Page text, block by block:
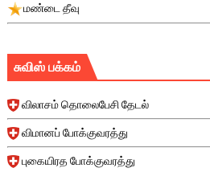
மண்டை தீவு
சுவிஸ் பக்கம்
விலாசம் தொலைபேசி தேடல்
விமானப் போக்குவரத்து
புகையிரத போக்குவரத்து